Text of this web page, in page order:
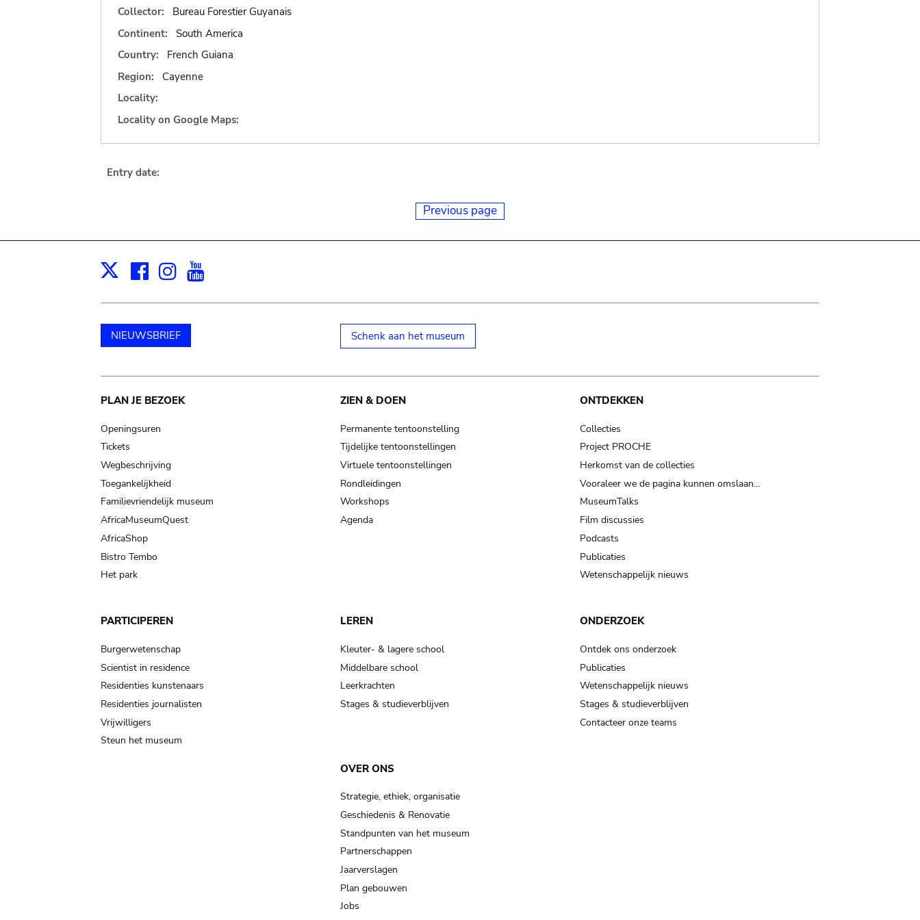
Collector:
Bureau Forestier Guyanais
Continent:
South America
Country:
French Guiana
Region:
Cayenne
Locality:
Locality on Google Maps:
Entry date:
Previous page
X Facebook
Instagram
NIEUWSBRIEF Schenk aan het museum
Main
navigation
PLAN JE BEZOEK
Openingsuren
Tickets
Wegbeschrijving
Toegankelijkheid
Familievriendelijk museum
AfricaMuseumQuest
AfricaShop
Bistro Tembo
Het park
ZIEN & DOEN
Permanente tentoonstelling
Tijdelijke tentoonstellingen
Virtuele tentoonstellingen
Rondleidingen
Workshops
Agenda
ONTDEKKEN
Collecties
Project PROCHE
Herkomst van de collecties
Vooraleer we de pagina kunnen omslaan…
MuseumTalks
Film discussies
Podcasts
Publicaties
Wetenschappelijk nieuws
PARTICIPEREN
Burgerwetenschap
Scientist in residence
Residenties kunstenaars
Residenties journalisten
Vrijwilligers
Steun het museum
LEREN
Kleuter- & lagere school
Middelbare school
Leerkrachten
Stages & studieverblijven
ONDERZOEK
Ontdek ons onderzoek
Publicaties
Wetenschappelijk nieuws
Stages & studieverblijven
Contacteer onze teams
OVER ONS
Strategie, ethiek, organisatie
Geschiedenis & Renovatie
Standpunten van het museum
Partnerschappen
Jaarverslagen
Plan gebouwen
Jobs